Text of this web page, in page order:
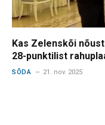
Kas Zelenskõi
28-punktilist
SÕDA 21. nov. 2025